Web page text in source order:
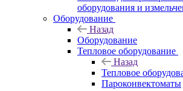
оборудования и
Оборудование
Назад
Оборудование
Тепловое оборудование
Назад
Тепловое
Пароконвектоматы